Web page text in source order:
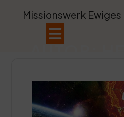
Missionswerk Ewiges
AUTOR: